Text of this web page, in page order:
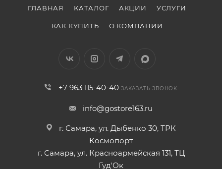
ГЛАВНАЯ КАТАЛОГ АКЦИИ УСЛУГИ
КАК КУПИТЬ О КОМПАНИИ
+7 963 115-40-40 ЗАКАЗАТЬ ЗВОНОК
info@gostore163.ru
г. Самара, ул. Дыбенко 30, ТРК
Космопорт
г. Самара, ул. Красноармейская 131, ТЦ
Гуд'Ок